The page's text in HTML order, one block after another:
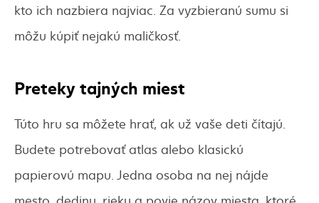
kto ich nazbiera najviac. Za vyzbieranú sumu si
môžu kúpiť nejakú maličkosť.
Preteky tajných miest
Túto hru sa môžete hrať, ak už vaše deti čítajú.
Budete potrebovať atlas alebo klasickú
papierovú mapu. Jedna osoba na nej nájde